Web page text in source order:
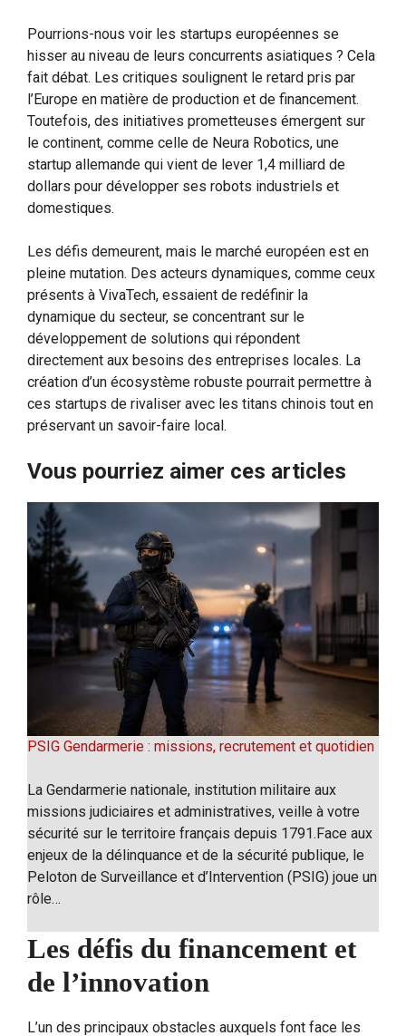
Pourrions-nous voir les startups européennes se
hisser au niveau de leurs concurrents asiatiques ? Cela
fait débat. Les critiques soulignent le retard pris par
l’Europe en matière de production et de financement.
Toutefois, des initiatives prometteuses émergent sur
le continent, comme celle de Neura Robotics, une
startup allemande qui vient de lever 1,4 milliard de
dollars pour développer ses robots industriels et
domestiques.
Les défis demeurent, mais le marché européen est en
pleine mutation. Des acteurs dynamiques, comme ceux
présents à VivaTech, essaient de redéfinir la
dynamique du secteur, se concentrant sur le
développement de solutions qui répondent
directement aux besoins des entreprises locales. La
création d’un écosystème robuste pourrait permettre à
ces startups de rivaliser avec les titans chinois tout en
préservant un savoir-faire local.
Vous pourriez aimer ces articles
PSIG Gendarmerie : missions, recrutement et quotidien
La Gendarmerie nationale, institution militaire aux
missions judiciaires et administratives, veille à votre
sécurité sur le territoire français depuis 1791.Face aux
enjeux de la délinquance et de la sécurité publique, le
Peloton de Surveillance et d’Intervention (PSIG) joue un
rôle…
Les défis du financement et
de l’innovation
L’un des principaux obstacles auxquels font face les